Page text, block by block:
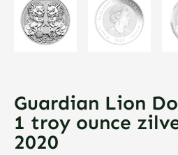
Guardian Lion
1 troy ounce
2020